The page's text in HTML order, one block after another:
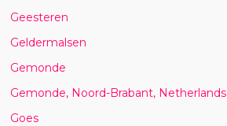
Geesteren
Geldermalsen
Gemonde
Gemonde, Noord-Brabant, Netherlands
Goes